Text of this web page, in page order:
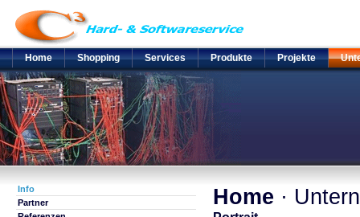
Home Shopping Services Produkte Projekte
Info
Partner
Home ·